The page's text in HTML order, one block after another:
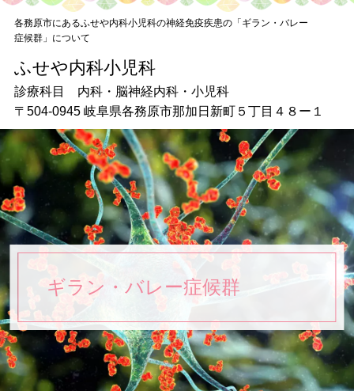
各務原市にあるふせや内科小児科の神経免疫疾患の「ギラン・バレー
症候群」について
ふせや内科小児科
診療科目 内科・脳神経内科・小児科
〒504-0945 岐阜県各務原市那加日新町５丁目４８ー１
ギラン・バレー症候群
ふせや内科小児科
〒504-0945 岐阜県各務原市那加日新町５丁目４８ー１
診療時間 月・火・水・木
午前9：00～12：00 午後15：45～18：30
土・日 午前9：00～12：00
お問い合わせ
058-372-8007
初めての方へ
ふせや内科小児科について